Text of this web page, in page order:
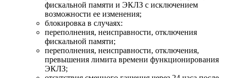
фискальной памяти и ЭКЛЗ с исключением
возможности ее изменения;
блокировка в случаях:
переполнения, неисправности, отключения
фискальной памяти;
переполнения, неисправности, отключения,
превышения лимита времени функционирования
ЭКЛЗ;